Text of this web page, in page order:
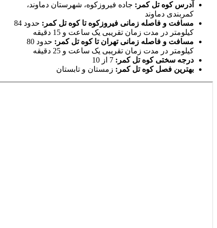
آدرس کوه تل کمر: جاده فیروزکوه، شهرستان دماوند،
کمربندی دماوند
مسافت و فاصله زمانی فیروزکوه تا کوه تل کمر:
حدود 84
کیلومتر در مدت زمان تقریبی یک ساعت و 15 دقیقه
مسافت و فاصله زمانی تهران تا کوه تل کمر:
حدود 80
کیلومتر در مدت زمان تقریبی یک ساعت و 25 دقیقه
درجه سختی کوه تل کمر:
بهترین فصل کوه تل کمر: زمستان و تابستان